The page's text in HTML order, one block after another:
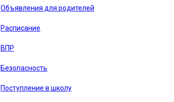
Объявления для родителей
Расписание
ВПР
Безопасность
Поступление в школу